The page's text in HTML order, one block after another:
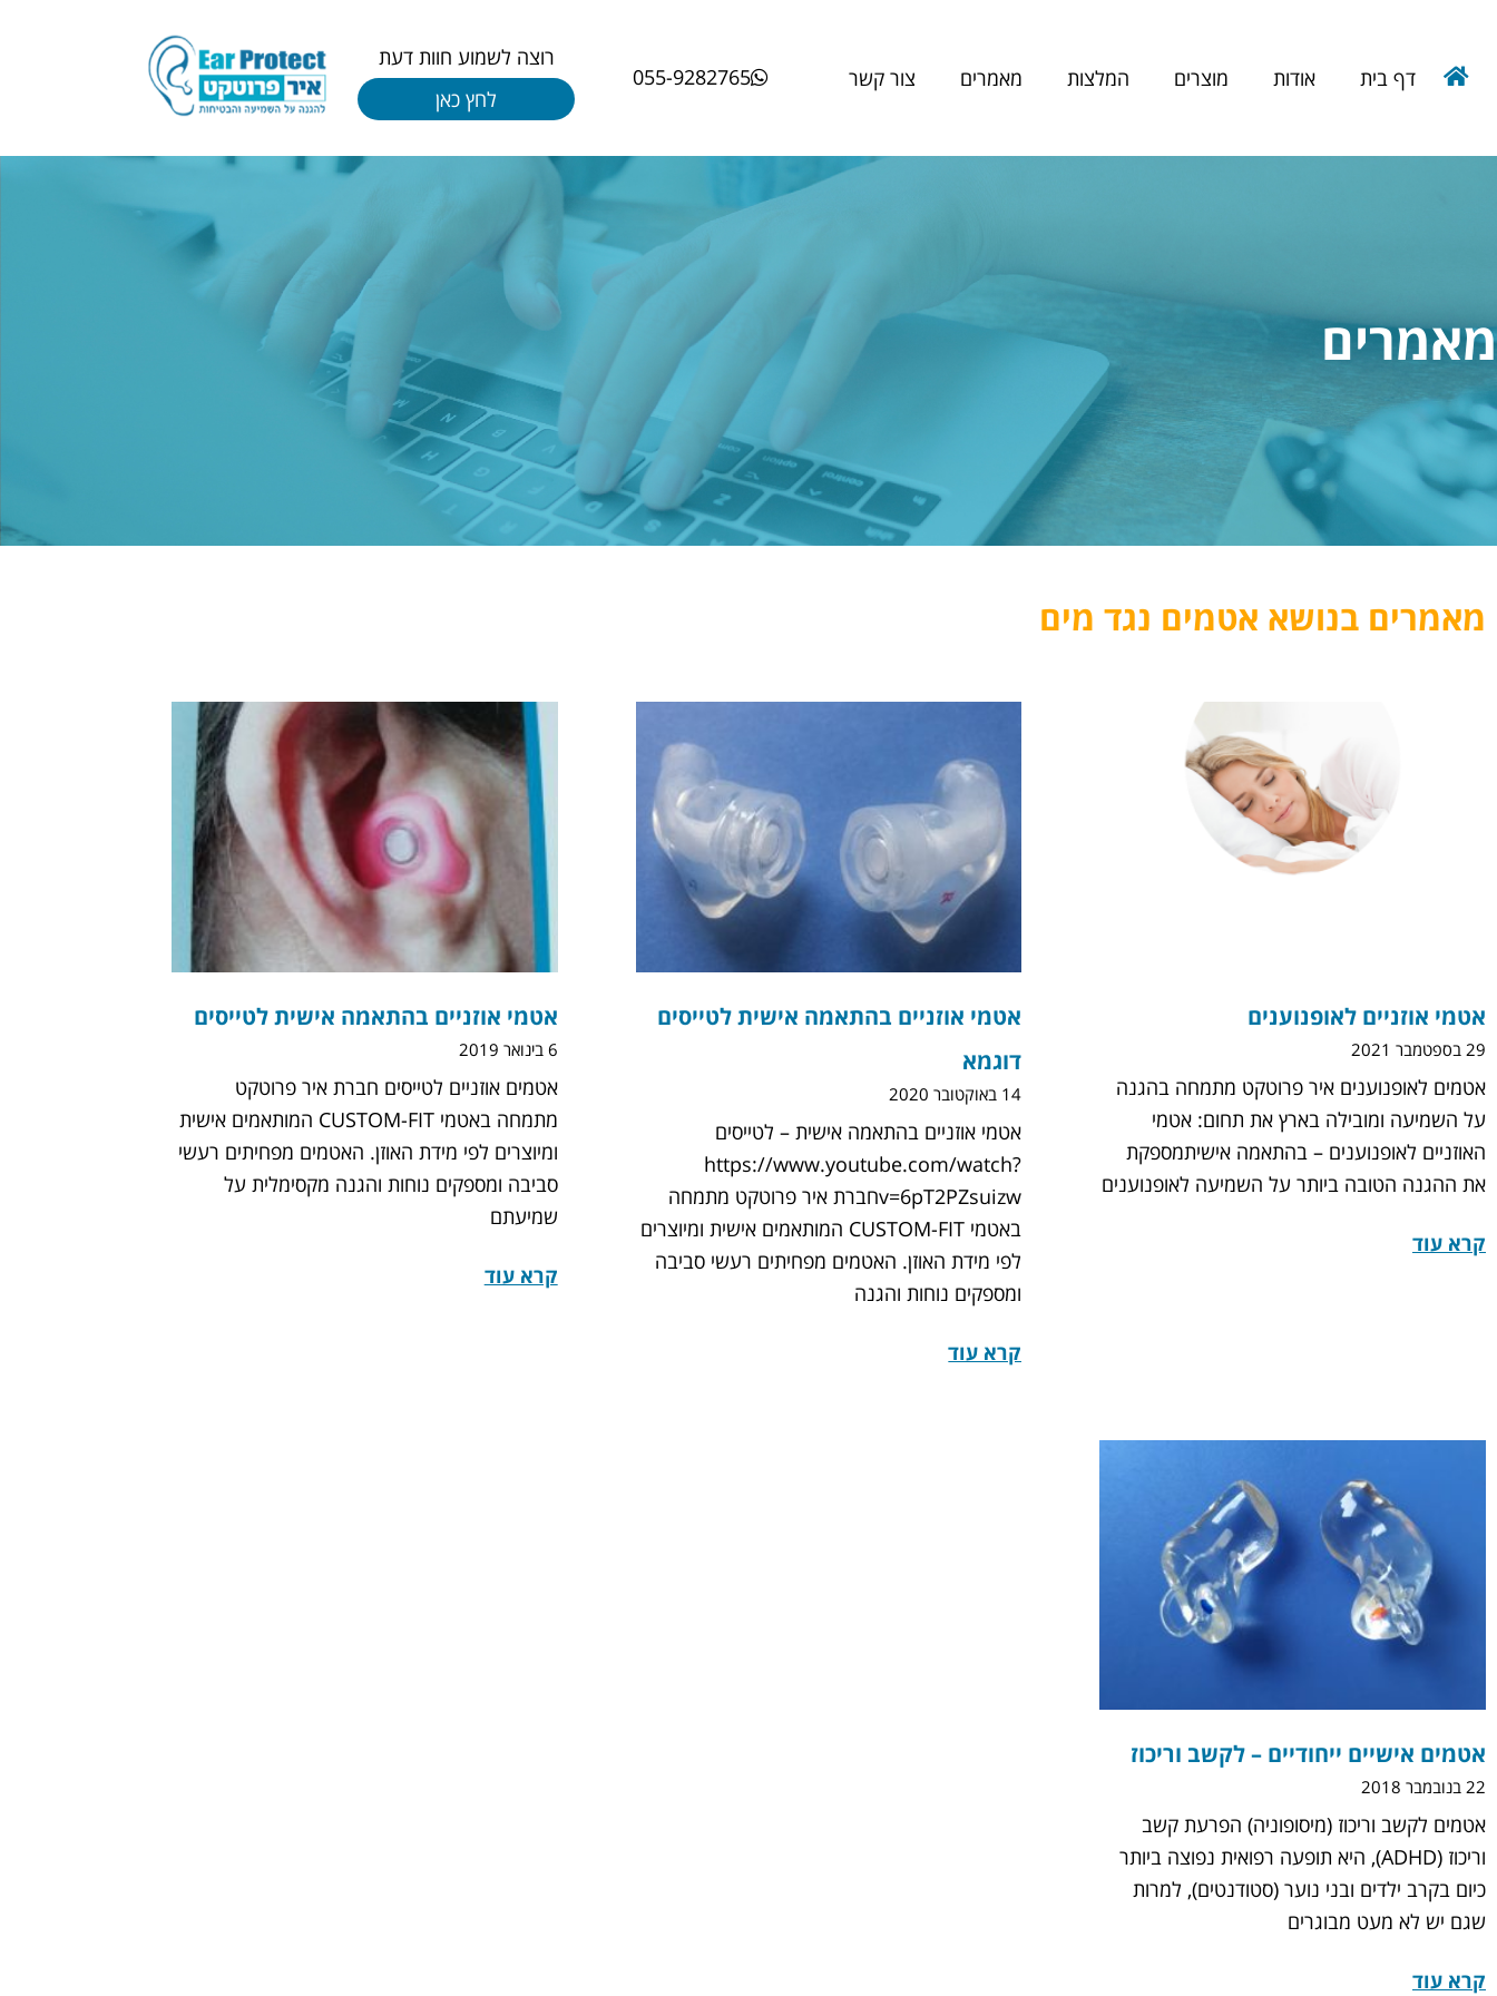
דף בית אודות מוצרים המלצות מאמרים צור קשר 055-9282765
רוצה לשמוע חוות דעת
לחץ כאן
מאמרים
מאמרים בנושא אטמים נגד מים
אטמי אוזניים לאופנוענים
29 בספטמבר 2021
אטמים לאופנוענים איר פרוטקט מתמחה בהגנה
על השמיעה ומובילה בארץ את תחום: אטמי
האוזניים לאופנוענים – בהתאמה אישיתמספקת
את ההגנה הטובה ביותר על השמיעה לאופנוענים
קרא עוד
אטמי אוזניים בהתאמה אישית לטייסים
דוגמא
14 באוקטובר 2020
אטמי אוזניים בהתאמה אישית – לטייסים
https://www.youtube.com/watch?
v=6pT2PZsuizwחברת איר פרוטקט מתמחה
באטמי CUSTOM-FIT המותאמים אישית ומיוצרים
לפי מידת האוזן. האטמים מפחיתים רעשי סביבה
ומספקים נוחות והגנה
קרא עוד
אטמי אוזניים בהתאמה אישית לטייסים
6 בינואר 2019
אטמים אוזניים לטייסים חברת איר פרוטקט
מתמחה באטמי CUSTOM-FIT המותאמים אישית
ומיוצרים לפי מידת האוזן. האטמים מפחיתים רעשי
סביבה ומספקים נוחות והגנה מקסימלית על
שמיעתם
קרא עוד
אטמים אישיים ייחודיים – לקשב וריכוז
22 בנובמבר 2018
אטמים לקשב וריכוז (מיסופוניה) הפרעת קשב
וריכוז (ADHD), היא תופעה רפואית נפוצה ביותר
כיום בקרב ילדים ובני נוער (סטודנטים), למרות
שגם יש לא מעט מבוגרים
קרא עוד